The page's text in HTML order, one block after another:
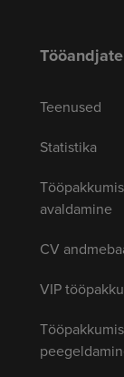
Teenused
Statistika
avaldamine
CV
VIP